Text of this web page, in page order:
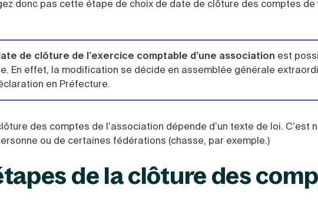
donc pas cette étape de choix de date de clôture des comptes de
de clôture de l’exercice comptable d’une association est
En effet, la modification se décide en assemblée générale
en Préfecture.
des comptes de l’association dépende d’un texte de loi. C’est
ou de certaines fédérations (chasse, par exemple.)
de la clôture des